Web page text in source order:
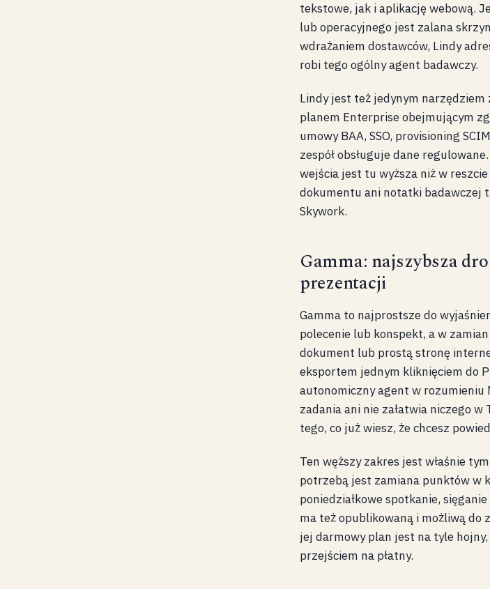
tekstowe, jak i aplikację webową.
lub operacyjnego jest zalana
wdrażaniem dostawców, Lindy
robi tego ogólny agent badawczy.
Lindy jest też jedynym
planem Enterprise obejmującym
umowy BAA, SSO, provisioning
zespół obsługuje dane
wejścia jest tu wyższa niż w
dokumentu ani notatki badawczej
Skywork.
Gamma: najszybsza
prezentacji
Gamma to najprostsze do
polecenie lub konspekt, a w
dokument lub prostą stronę
eksportem jednym kliknięciem do
autonomiczny agent w rozumieniu
zadania ani nie załatwia niczego
tego, co już wiesz, że chcesz
Ten węższy zakres jest właśnie
potrzebą jest zamiana punktów w
poniedziałkowe spotkanie,
ma też opublikowaną i możliwą do
jej darmowy plan jest na tyle
przejściem na płatny.